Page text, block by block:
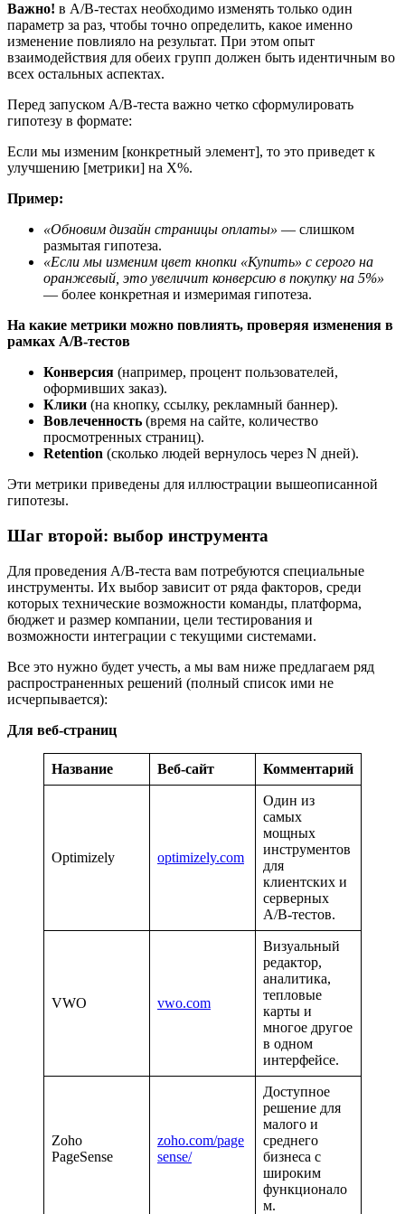
Важно! в A/B-тестах необходимо изменять только один
параметр за раз, чтобы точно определить, какое именно
изменение повлияло на результат. При этом опыт
взаимодействия для обеих групп должен быть идентичным во
всех остальных аспектах.
Перед запуском A/B-теста важно четко сформулировать
гипотезу в формате:
Если мы изменим [конкретный элемент], то это приведет к
улучшению [метрики] на X%.
Пример:
«Обновим дизайн страницы оплаты» — слишком
размытая гипотеза.
«Если мы изменим цвет кнопки «Купить» с серого на
оранжевый, это увеличит конверсию в покупку на 5%»
— более конкретная и измеримая гипотеза.
На какие метрики можно повлиять, проверяя изменения в
рамках A/B-тестов
Конверсия (например, процент пользователей,
оформивших заказ).
Клики (на кнопку, ссылку, рекламный баннер).
Вовлеченность (время на сайте, количество
просмотренных страниц).
Retention (сколько людей вернулось через N дней).
Эти метрики приведены для иллюстрации вышеописанной
гипотезы.
Шаг второй: выбор инструмента
Для проведения A/B-теста вам потребуются специальные
инструменты. Их выбор зависит от ряда факторов, среди
которых технические возможности команды, платформа,
бюджет и размер компании, цели тестирования и
возможности интеграции с текущими системами.
Все это нужно будет учесть, а мы вам ниже предлагаем ряд
распространенных решений (полный список ими не
исчерпывается):
Для веб-страниц
Название Веб-сайт Комментарий
Optimizely optimizely.com
Один из
самых
мощных
инструментов
для
клиентских и
серверных
A/B-тестов.
VWO vwo.com
Визуальный
редактор,
аналитика,
тепловые
карты и
многое другое
в одном
интерфейсе.
Zoho
PageSense
zoho.com/page
sense/
Доступное
решение для
малого и
среднего
бизнеса с
широким
функционало
м.